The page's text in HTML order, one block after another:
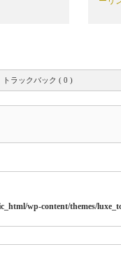
トラックバック ( 0 )
wp-content/themes/